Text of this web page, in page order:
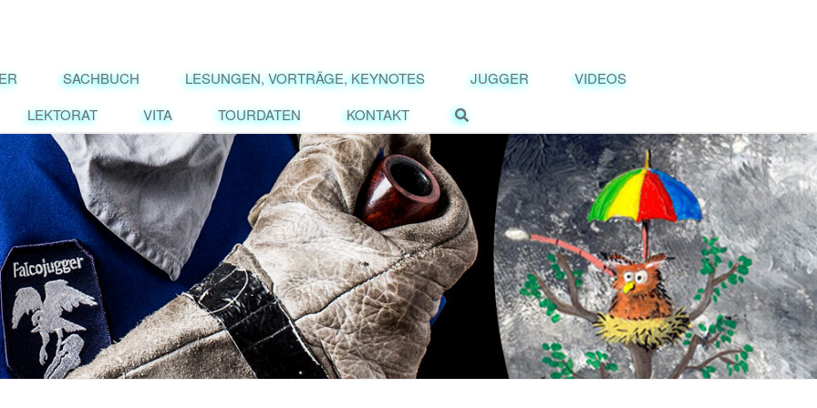
SACHBUCH LESUNGEN, VORTRÄGE, KEYNOTES JUGGER
VIDEOS
LEKTORAT VITA TOURDATEN KONTAKT